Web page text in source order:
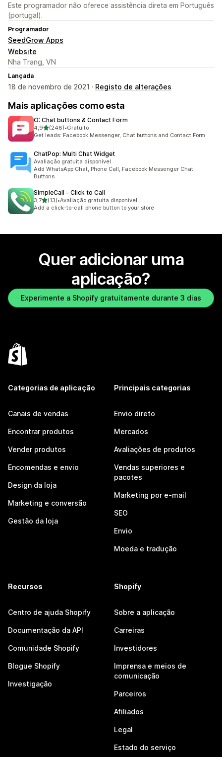
Este programador não oferece assistência direta em Português
(portugal).
Programador
SeedGrow Apps
Website
Nha Trang, VN
Lançada
18 de novembro de 2021 · Registo de alterações
Mais aplicações como esta
O: Chat buttons & Contact Form
4,9de 5 estrelas
(248)
248 total de avaliações
•Gratuito
Get leads: Facebook Messenger, Chat buttons and Contact Form
ChatPop: Multi Chat Widget
Avaliação gratuita disponível
Add WhatsApp Chat, Phone Call, Facebook Messenger Chat
Buttons
SimpleCall ‑ Click to Call
3,7de 5 estrelas
(13)
13 total de avaliações
•Avaliação gratuita disponível
Add a click-to-call phone button to your store
Quer adicionar uma
aplicação?
Experimente a Shopify gratuitamente durante 3 dias
Categorias de aplicação
Canais de vendas
Encontrar produtos
Vender produtos
Encomendas e envio
Design da loja
Marketing e conversão
Gestão da loja
Principais categorias
Envio direto
Mercados
Avaliações de produtos
Vendas superiores e
pacotes
Marketing por e-mail
SEO
Envio
Moeda e tradução
Recursos
Centro de ajuda Shopify
Documentação da API
Comunidade Shopify
Blogue Shopify
Investigação
Shopify
Sobre a aplicação
Carreiras
Investidores
Imprensa e meios de
comunicação
Parceiros
Afiliados
Legal
Estado do serviço